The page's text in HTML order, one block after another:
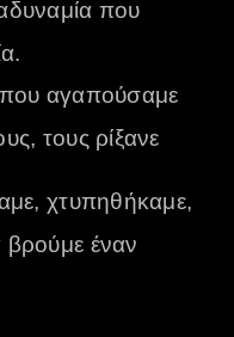
που
που αγαπούσαμε
τους ρίξανε
χτυπηθήκαμε,
έναν